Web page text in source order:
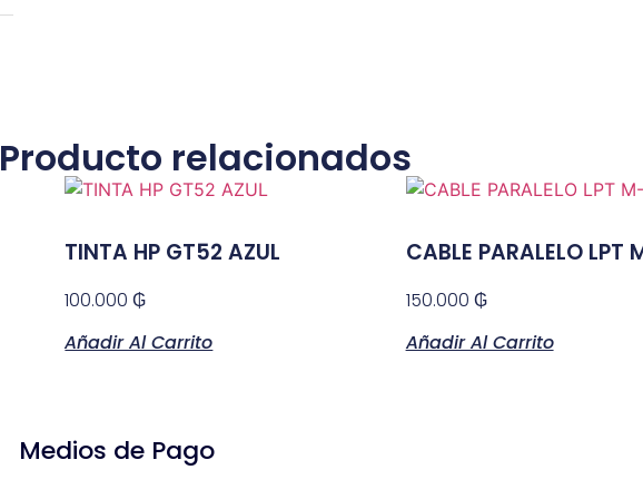
Producto relacionados
TINTA HP GT52 AZUL
100.000₲
Añadir Al Carrito
CABLE PARALELO LPT
150.000 ₲
Añadir Al Carrito
Medios de Pago